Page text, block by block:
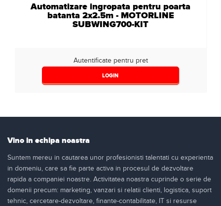
Automatizare ingropata pentru poarta
batanta 2x2.5m - MOTORLINE
SUBWING700-KIT
Autentificate pentru pret
LOGIN
Vino in echipa noastra
Suntem mereu in cautarea unor profesionisti talentati cu experienta
in domeniu, care sa fie parte activa in procesul de dezvoltare
rapida a companiei noastre. Activitatea noastra cuprinde o serie de
domenii precum: marketing, vanzari si relatii clienti, logistica, suport
tehnic, cercetare-dezvoltare, finante-contabilitate, IT si resurse